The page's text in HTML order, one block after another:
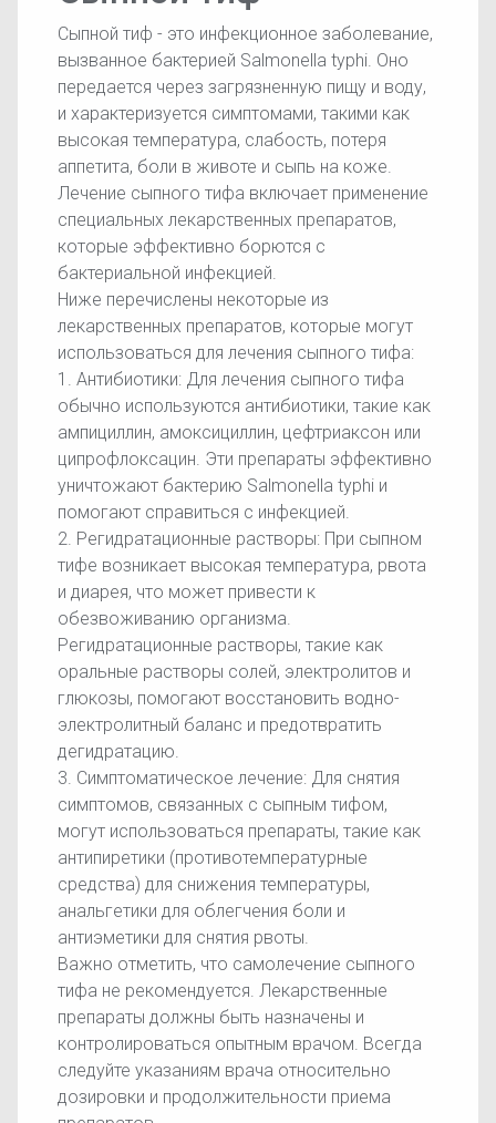
Сыпной тиф - это инфекционное заболевание,
вызванное бактерией Salmonella typhi. Оно
передается через загрязненную пищу и воду,
и характеризуется симптомами, такими как
высокая температура, слабость, потеря
аппетита, боли в животе и сыпь на коже.
Лечение сыпного тифа включает применение
специальных лекарственных препаратов,
которые эффективно борются с
бактериальной инфекцией.
Ниже перечислены некоторые из
лекарственных препаратов, которые могут
использоваться для лечения сыпного тифа:
1. Антибиотики: Для лечения сыпного тифа
обычно используются антибиотики, такие как
ампициллин, амоксициллин, цефтриаксон или
ципрофлоксацин. Эти препараты эффективно
уничтожают бактерию Salmonella typhi и
помогают справиться с инфекцией.
2. Регидратационные растворы: При сыпном
тифе возникает высокая температура, рвота
и диарея, что может привести к
обезвоживанию организма.
Регидратационные растворы, такие как
оральные растворы солей, электролитов и
глюкозы, помогают восстановить водно-
электролитный баланс и предотвратить
дегидратацию.
3. Симптоматическое лечение: Для снятия
симптомов, связанных с сыпным тифом,
могут использоваться препараты, такие как
антипиретики (противотемпературные
средства) для снижения температуры,
анальгетики для облегчения боли и
антиэметики для снятия рвоты.
Важно отметить, что самолечение сыпного
тифа не рекомендуется. Лекарственные
препараты должны быть назначены и
контролироваться опытным врачом. Всегда
следуйте указаниям врача относительно
дозировки и продолжительности приема